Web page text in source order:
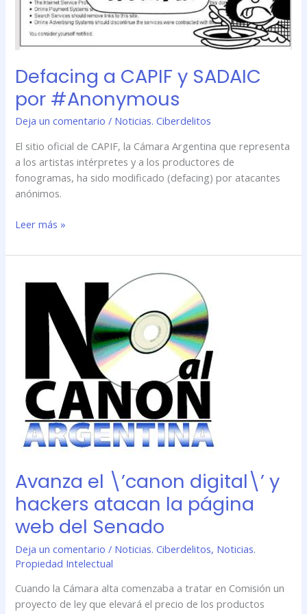
Defacing a CAPIF y SADAIC
por #Anonymous
Deja un comentario / Noticias. Ciberdelitos
El sitio oficial de CAPIF, la Cámara Argentina que representa
a los artistas intérpretes y a los productores de
fonogramas, ha sido modificado (defacing) por atacantes
anónimos.
Leer más »
Avanza el \’canon digital\’ y
hackers atacan la página
web del Senado
Deja un comentario / Noticias. Ciberdelitos, Noticias.
Propiedad Intelectual
Cuando la Cámara alta comenzaba a tratar en Comisión un
proyecto de ley que elevará el precio de los productos
página
web
del
Senado